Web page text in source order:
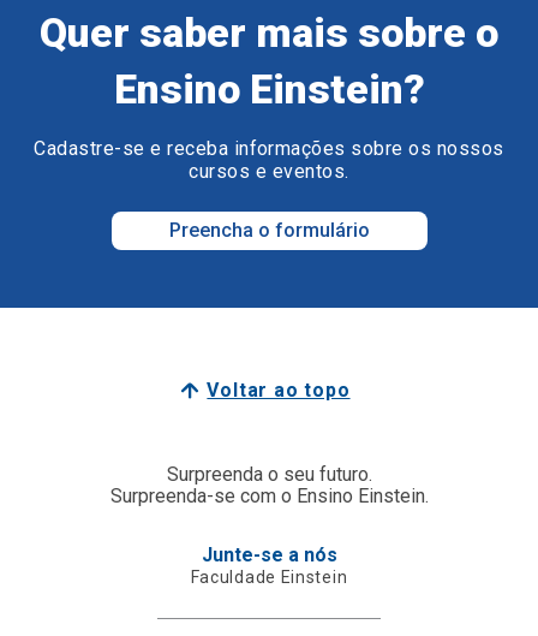
Quer saber mais sobre o
Ensino Einstein?
Cadastre-se e receba informações sobre os nossos
cursos e eventos.
Preencha o formulário
Voltar ao topo
Surpreenda o seu futuro.
Surpreenda-se com o Ensino Einstein.
Junte-se a nós
Faculdade Einstein